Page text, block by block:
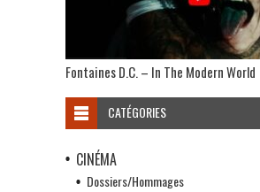
Fontaines D.C. – In The Modern World
CATÉGORIES
CINÉMA
Dossiers/Hommages